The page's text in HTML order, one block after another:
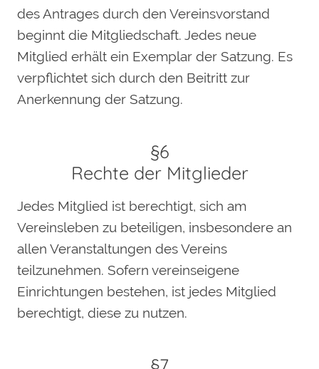
des Antrages durch den Vereinsvorstand
beginnt die Mitgliedschaft. Jedes neue
Mitglied erhält ein Exemplar der Satzung. Es
verpflichtet sich durch den Beitritt zur
Anerkennung der Satzung.
§6
Rechte der Mitglieder
Jedes Mitglied ist berechtigt, sich am
Vereinsleben zu beteiligen, insbesondere an
allen Veranstaltungen des Vereins
teilzunehmen. Sofern vereinseigene
Einrichtungen bestehen, ist jedes Mitglied
berechtigt, diese zu nutzen.